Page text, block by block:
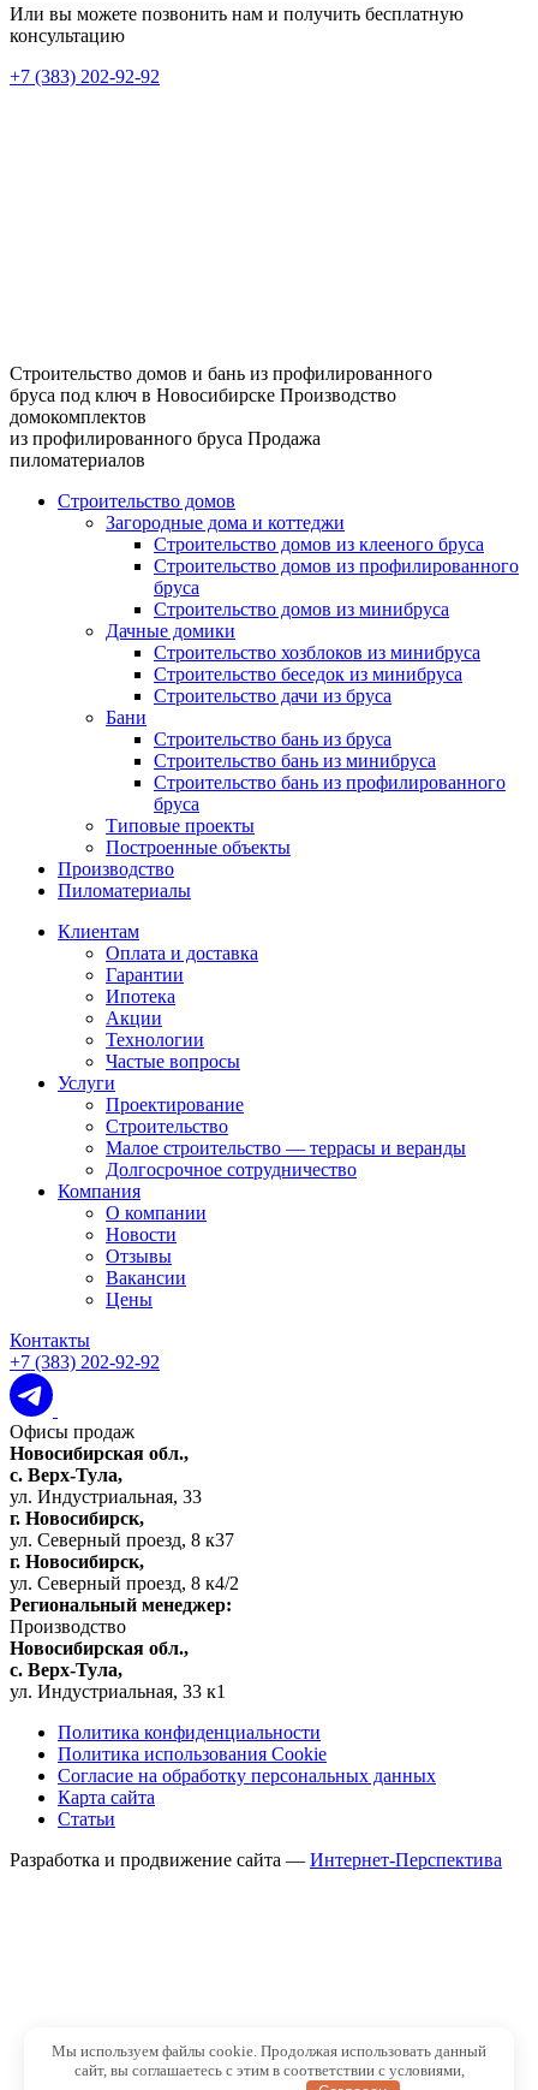
Или вы можете позвонить нам и получить бесплатную
консультацию
+7 (383) 202-92-92
Строительство домов и бань из профилированного
бруса под ключ в Новосибирске Производство
домокомплектов
из профилированного бруса Продажа
пиломатериалов
Строительство домов
Загородные дома и коттеджи
Строительство домов из клееного бруса
Строительство домов из профилированного
бруса
Строительство домов из минибруса
Дачные домики
Строительство хозблоков из минибруса
Строительство беседок из минибруса
Строительство дачи из бруса
Бани
Строительство бань из бруса
Строительство бань из минибруса
Строительство бань из профилированного
бруса
Типовые проекты
Построенные объекты
Производство
Пиломатериалы
Клиентам
Оплата и доставка
Гарантии
Ипотека
Акции
Технологии
Частые вопросы
Услуги
Проектирование
Строительство
Малое строительство — террасы и веранды
Долгосрочное сотрудничество
Компания
О компании
Новости
Отзывы
Вакансии
Цены
Контакты
+7 (383) 202-92-92
Офисы продаж
Новосибирская обл.,
c. Верх-Тула,
ул. Индустриальная, 33
г. Новосибирск,
ул. Северный проезд, 8 к37
г. Новосибирск,
ул. Северный проезд, 8 к4/2
Региональный менеджер:
Производство
Новосибирская обл.,
c. Верх-Тула,
ул. Индустриальная, 33 к1
Политика конфиденциальности
Политика использования Cookie
Согласие на обработку персональных данных
Карта сайта
Статьи
Разработка и продвижение сайта — Интернет-Перспектива
Мы используем файлы cookie. Продолжая использовать данный
сайт, вы соглашаетесь с этим в соответствии с условиями,